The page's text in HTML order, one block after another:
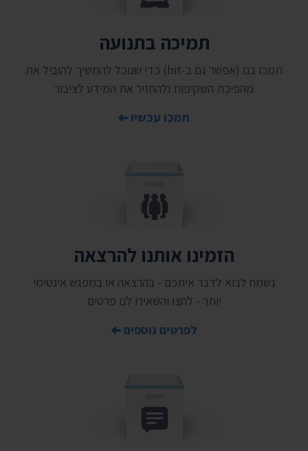
תמיכה בתנועה
תמכו בנו (אפשר גם ב-bit) כדי שנוכל להמשיך להוביל את
מהפיכת השקיפות ולהחזיר את המידע לציבור
תמכו עכשיו
הזמינו אותנו להרצאה
נשמח לבוא לדבר איתכם - בהרצאה או במפגש אינטימי
יותר - לחצו והשאירו לנו פרטים
לפרטים נוספים